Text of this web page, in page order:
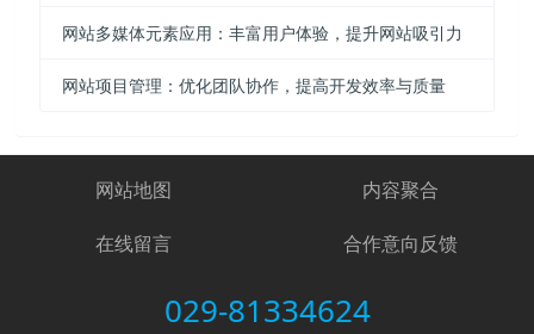
网站多媒体元素应用：丰富用户体验，提升网站吸引力
网站项目管理：优化团队协作，提高开发效率与质量
网站地图 内容聚合
在线留言 合作意向反馈
029-81334624